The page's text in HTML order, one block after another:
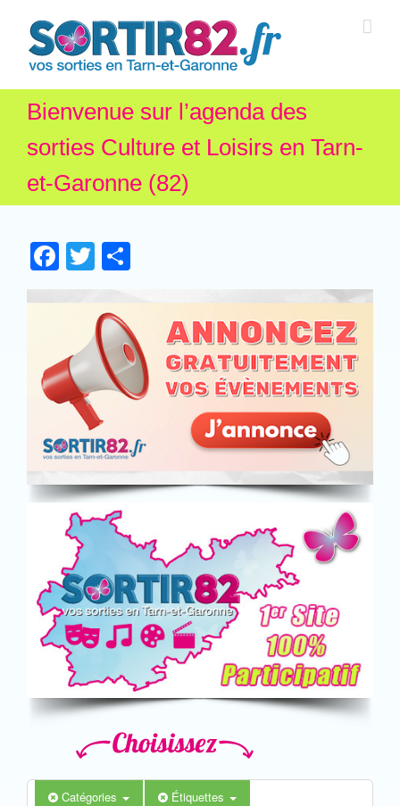
Bienvenue sur l’agenda des
sorties Culture et Loisirs en Tarn-
et-Garonne (82)
Facebook
Twitter
Catégories Étiquettes